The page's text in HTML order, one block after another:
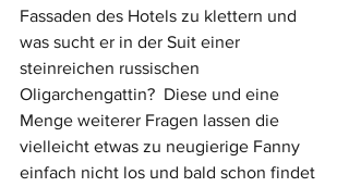
Fassaden des Hotels zu klettern und
was sucht er in der Suit einer
steinreichen russischen
Oligarchengattin?  Diese und eine
Menge weiterer Fragen lassen die
vielleicht etwas zu neugierige Fanny
einfach nicht los und bald schon findet